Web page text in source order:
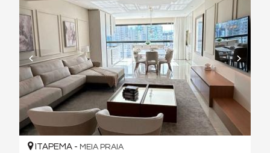
ITAPEMA - MEIA PRAIA